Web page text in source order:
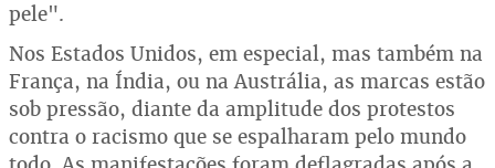
pele".
Nos Estados Unidos, em especial, mas também na
França, na Índia, ou na Austrália, as marcas estão
sob pressão, diante da amplitude dos protestos
contra o racismo que se espalharam pelo mundo